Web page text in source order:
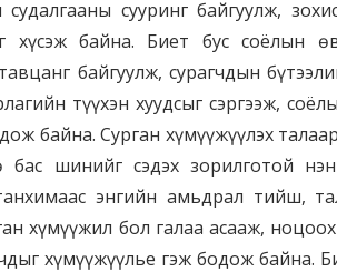
сууринг байгуулж,
хүсэж байна. Биет бус соёлын
байгуулж, сурагчдын
түүхэн хуудсыг сэргээж,
байна. Сурган хүмүүжүүлэх
шинийг сэдэх зорилготой
энгийн амьдрал тийш,
хүмүүжил бол галаа асааж,
хүмүүжүүлье гэж бодож байна.